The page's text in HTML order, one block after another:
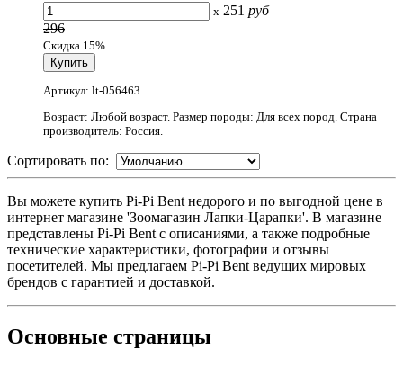
x 251 руб
296
Скидка 15%
Артикул: lt-056463
Возраст: Любой возраст. Размер породы: Для всех пород. Страна
производитель: Россия.
Сортировать по:
Вы можете купить Pi-Pi Bent недорого и по выгодной цене в
интернет магазине 'Зоомагазин Лапки-Царапки'. В магазине
представлены Pi-Pi Bent с описаниями, а также подробные
технические характеристики, фотографии и отзывы
посетителей. Мы предлагаем Pi-Pi Bent ведущих мировых
брендов с гарантией и доставкой.
Основные страницы